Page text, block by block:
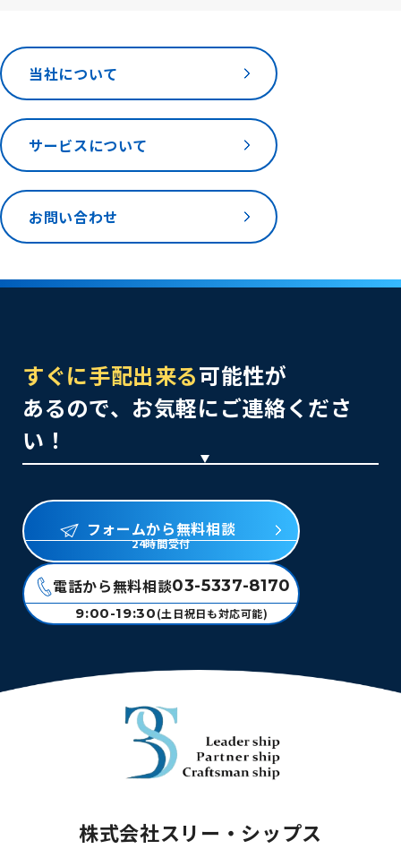
当社について
サービスについて
お問い合わせ
すぐに手配出来る可能性が
あるので、お気軽にご連絡くださ
い！
フォームから無料相談
24時間受付
電話から無料相談03-5337-8170
9:00-19:30(土日祝日も対応可能)
株式会社スリー・シップス